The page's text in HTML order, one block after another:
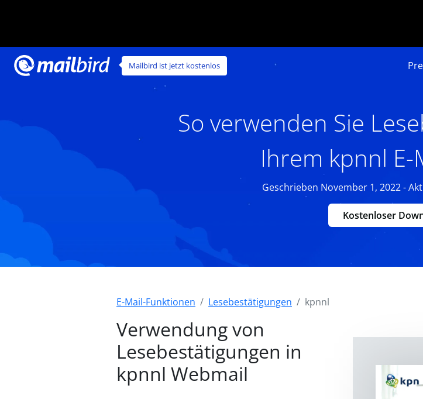
Mailbird ist jetzt kostenlos
So verwenden Sie
Ihrem kpnnl
Geschrieben November 1, 2022 -
Kostenloser
E-Mail-Funktionen Lesebestätigungen kpnnl
Verwendung von
Lesebestätigungen in
kpnnl Webmail